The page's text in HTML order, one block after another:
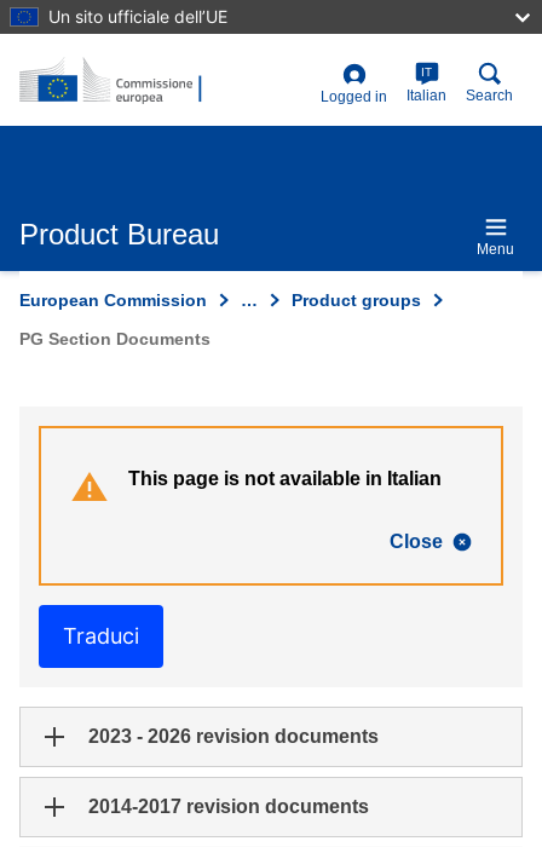
Skip
to
content
Un sito ufficiale dell’UE
User
account
Logged in
IT
Italian Search
Product Bureau Menu
European Commission …
Product groups
PG Section Documents
Close
This page is not available in Italian
Traduci
2023 - 2026 revision documents
2014-2017 revision documents